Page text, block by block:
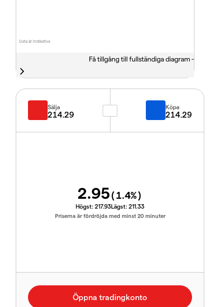
Data är indikativa
Få tillgång till fullständiga diagram -
Sälja
214.29
Köpa
214.29
2.95(1.4%)
Högst: 217.93Lägst: 211.33
Priserna är fördröjda med minst 20 minuter